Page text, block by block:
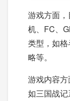
游戏方面
机、FC、
类型，如
略等。
游戏内容方
如三国战